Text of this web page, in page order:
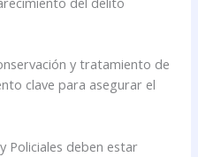
y tratamiento de
clave para asegurar el
Policiales deben estar